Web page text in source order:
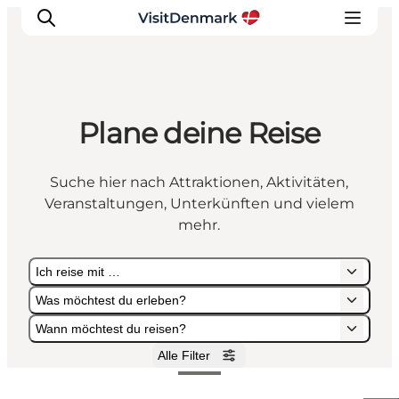
Inspiration
Regionen
Erlebnisse
Plane deine Reise
Suche hier nach Attraktionen, Aktivitäten,
Veranstaltungen, Unterkünften und vielem
mehr.
Ich reise mit …
Was möchtest du erleben?
Wann möchtest du reisen?
Alle Filter